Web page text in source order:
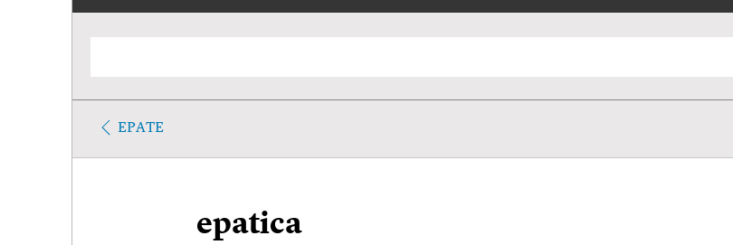
EPATE
epatica